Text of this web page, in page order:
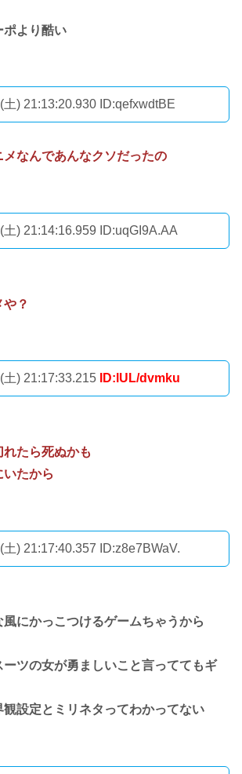
ポより酷い
土) 21:13:20.930 ID:qefxwdtBE
メなんであんなクソだったの
) 21:14:16.959 ID:uqGI9A.AA
？
土) 21:17:33.215 ID:lUL/dvmku
たら死ぬかも
たから
) 21:17:40.357 ID:z8e7BWaV.
にかっこつけるゲームちゃうから
ツの女が勇ましいこと言っててもギ
設定とミリネタってわかってない